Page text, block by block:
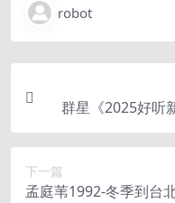
robot
群星《2025好听
下一篇
孟庭苇1992-冬季到台